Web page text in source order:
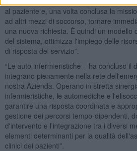
al paziente e, una volta conclusa la
ad altri mezzi di soccorso, tornare
una nuova richiesta. È quindi un modello
del sistema, ottimizza l'impiego delle
di risposta del servizio”.
“Le auto infermieristiche – ha concluso il
integrano pienamente nella rete
nostra Azienda. Operano in stretta
infermieristiche, le automediche e
garantire una risposta coordinata e
gestione dei percorsi tempo-dipendenti,
d'intervento e l’integrazione tra i diversi
elementi determinanti per la qualità
clinici dei pazienti”.